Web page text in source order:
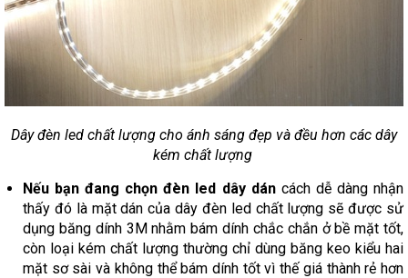
Dây đèn led chất lượng cho ánh sáng đẹp và đều hơn các dây
kém chất lượng
Nếu bạn đang chọn đèn led dây dán cách dễ dàng nhận
thấy đó là mặt dán của dây đèn led chất lượng sẽ được sử
dụng băng dính 3M nhằm bám dính chắc chắn ở bề mặt tốt,
còn loại kém chất lượng thường chỉ dùng băng keo kiểu hai
mặt sơ sài và không thể bám dính tốt vì thế giá thành rẻ hơn